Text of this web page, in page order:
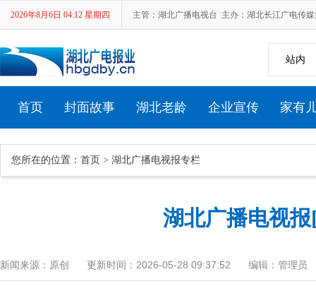
2026年8月6日 04:12 星期四 主管：湖北广播电视台 主办：湖北长江广电传
站内
首页 封面故事 湖北老龄 企业宣传 家有
您所在的位置： 首页 > 湖北广播电视报专栏
湖北广播电视报
新闻来源：原创 更新时间：2026-05-28 09:37:52 编辑：管理员